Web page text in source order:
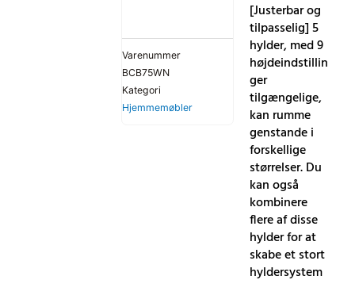
Varenummer
BCB75WN
Kategori
Hjemmemøbler
[Justerbar og
tilpasselig] 5
hylder, med 9
højdeindstillin
ger
tilgængelige,
kan rumme
genstande i
forskellige
størrelser. Du
kan også
kombinere
flere af disse
hylder for at
skabe et stort
hyldersystem